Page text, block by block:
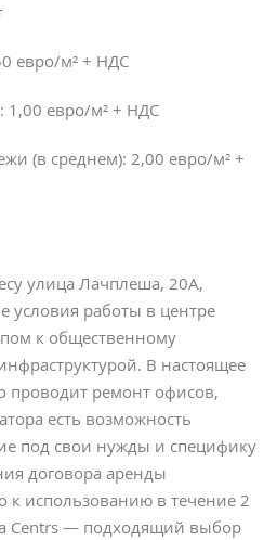
евро/м² + НДС
1,00 евро/м² + НДС
(в среднем): 2,00 евро/м² +
улица Лачплеша, 20А,
условия работы в центре
к общественному
В настоящее
проводит ремонт офисов,
есть возможность
под свои нужды и специфику
договора аренды
к использованию в течение 2
Centrs — подходящий выбор